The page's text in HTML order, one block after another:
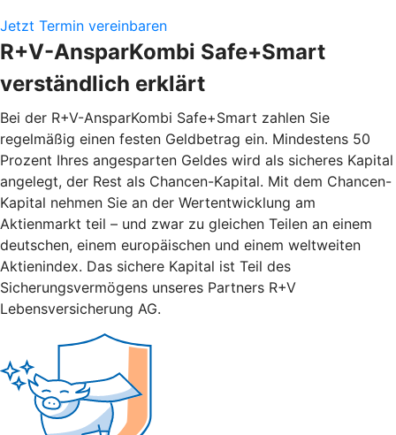
Jetzt Termin vereinbaren
R+V-AnsparKombi Safe+Smart
verständlich erklärt
Bei der R+V-AnsparKombi Safe+Smart zahlen Sie
regelmäßig einen festen Geldbetrag ein. Mindestens 50
Prozent Ihres angesparten Geldes wird als sicheres Kapital
angelegt, der Rest als Chancen-Kapital. Mit dem Chancen-
Kapital nehmen Sie an der Wertentwicklung am
Aktienmarkt teil – und zwar zu gleichen Teilen an einem
deutschen, einem europäischen und einem weltweiten
Aktienindex. Das sichere Kapital ist Teil des
Sicherungsvermögens unseres Partners R+V
Lebensversicherung AG.